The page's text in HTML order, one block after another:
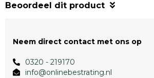
Beoordeel dit product
Neem direct contact met ons op
0320 - 219170
info@onlinebestrating.nl